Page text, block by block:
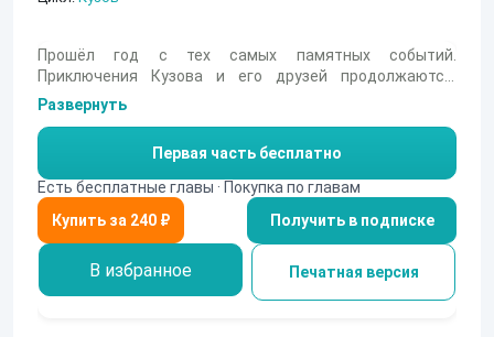
Прошёл год с тех самых памятных событий.
Приключения Кузова и его друзей продолжаются.
Выжить то выжили, но враг ещё не побеждён. Осталось
всего ничего, взять и сделать, вот только мы не ищем
лёгких путей…
Развернуть
Первая часть бесплатно
Есть бесплатные главы · Покупка по главам
Получить в подписке
В избранное Печатная версия